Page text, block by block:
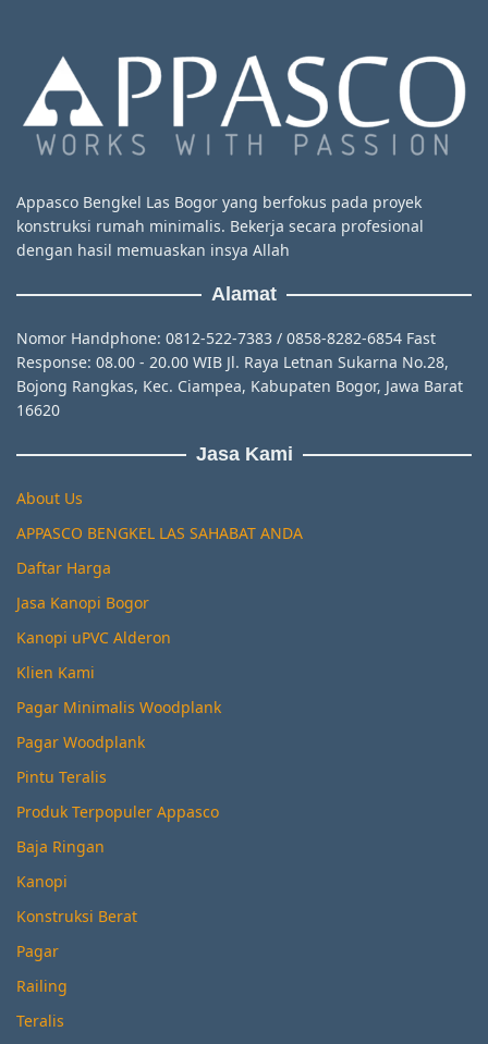
Appasco Bengkel Las Bogor yang berfokus pada proyek
konstruksi rumah minimalis. Bekerja secara profesional
dengan hasil memuaskan insya Allah
Alamat
Nomor Handphone: 0812-522-7383 / 0858-8282-6854 Fast
Response: 08.00 - 20.00 WIB Jl. Raya Letnan Sukarna No.28,
Bojong Rangkas, Kec. Ciampea, Kabupaten Bogor, Jawa Barat
16620
Jasa Kami
About Us
APPASCO BENGKEL LAS SAHABAT ANDA
Daftar Harga
Jasa Kanopi Bogor
Kanopi uPVC Alderon
Klien Kami
Pagar Minimalis Woodplank
Pagar Woodplank
Pintu Teralis
Produk Terpopuler Appasco
Baja Ringan
Kanopi
Konstruksi Berat
Pagar
Railing
Teralis